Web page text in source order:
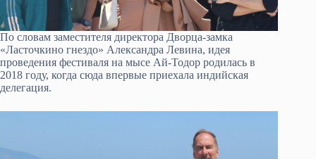
По словам заместителя директора Дворца-замка
«Ласточкино гнездо» Александра Левина, идея
проведения фестиваля на мысе Ай-Тодор родилась в
2018 году, когда сюда впервые приехала индийская
делегация.